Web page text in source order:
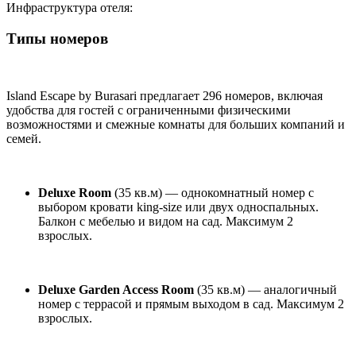
Инфраструктура отеля:
Типы номеров
Island Escape by Burasari предлагает 296 номеров, включая
удобства для гостей с ограниченными физическими
возможностями и смежные комнаты для больших компаний и
семей.
Deluxe Room (35 кв.м) — однокомнатный номер с
выбором кровати king-size или двух односпальных.
Балкон с мебелью и видом на сад. Максимум 2
взрослых.
Deluxe Garden Access Room (35 кв.м) — аналогичный
номер с террасой и прямым выходом в сад. Максимум 2
взрослых.